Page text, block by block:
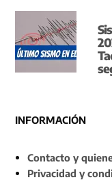
INFORMACIÓN
Contacto y
Privacidad y